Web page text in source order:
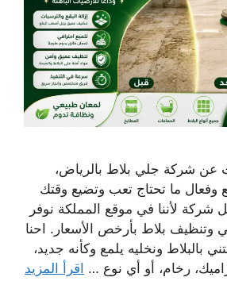
عن شركة جلي بلاط بالرياض،
وفعال ما تحتاج تعب وتضيع وقتك
لأننا في موقع المملكة نوفر
بلاط بأرخص الأسعار. احنا
بالبلاط ونخليه يلمع وكأنه جديد،
رخام، أو أي نوع … اقرأ المزيد